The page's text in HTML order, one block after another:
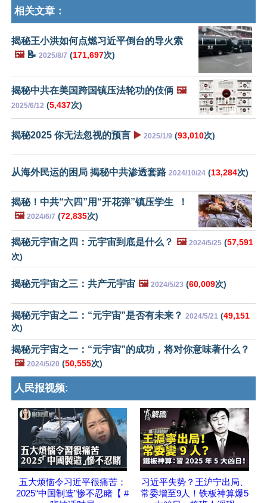
相关文章：
揭秘王小洪如何点燃习近平倒台的导火索
🖼️📝 2025/8/7 (171,697次)
揭秘中共在美国跨国镇压法轮功的伎俩 🖼️
2025/6/12 (5,437次)
揭秘2025 你无法忽视的预言 ▶️ 2025/1/9 (93,010次)
从海外民运的困局 揭秘中共渗透套路 2024/10/24 (13,284次)
揭秘！中共“六四”用“开花弹”镇压学生 ！
🖼️ 2024/6/7 (72,835次)
揭秘元宇宙之四：元宇宙到底是什么？ 🖼️ 2024/5/25 (57,591
次)
揭秘元宇宙之三：共产元宇宙 🖼️ 2024/5/23 (60,009次)
揭秘元宇宙之二：“元宇宙”是否有未来？ 2024/5/21 (49,151
次)
揭秘元宇宙之一：“元宇宙”的成功，将对你意味著什么？
🖼️ 2024/5/20 (50,555次)
人民报视频:
五大烦恼令习近平很痛苦；
2025“中国制造”惨不忍睹【 #
习近平失势？王沪宁出局、
常委增至9人！铁板神算爆5